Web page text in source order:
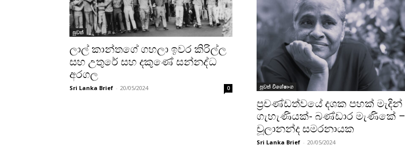
පුවත්
ලාල් කාන්තගේ ගහලා ඉවර කිරිල්ල
සහ උතුරේ සහ දකුණේ සන්නද්ධ
අරගල
Sri Lanka Brief - 20/05/2024 0 පුවත් විශේෂාංග
ප්‍රචණ්ඩත්වයේ දශක පහක් මැදින්
ගැහැණියක්- බණ්ඩාර මැණිකේ –
චූලානන්ද සමරනායක
Sri Lanka Brief - 20/05/2024